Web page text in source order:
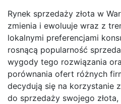
Rynek sprzedaży złota w
zmienia i ewoluuje wraz z
lokalnymi preferencjami
rosnącą popularność
wygody tego rozwiązania
porównania ofert różnych
decydują się na korzystanie
do sprzedaży swojego złota,